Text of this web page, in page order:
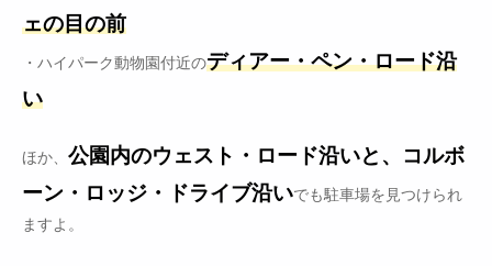
ェの目の前
・ハイパーク動物園付近のディアー・ペン・ロード沿
い
ほか、 公園内のウェスト・ロード沿いと、コルボ
ーン・ロッジ・ドライブ沿いでも駐車場を見つけられ
ますよ。